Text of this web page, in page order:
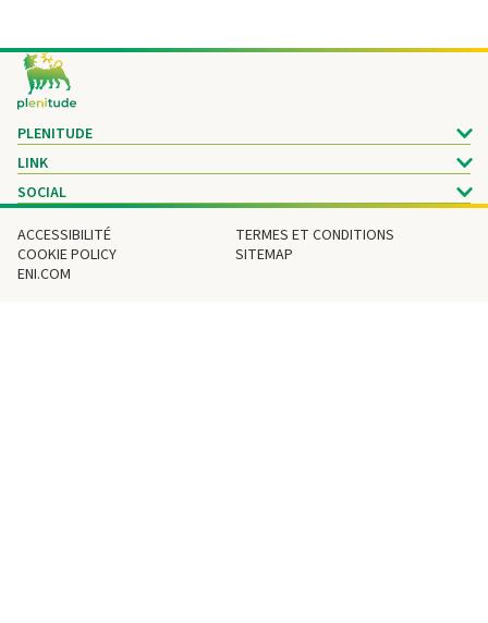
Footer
PLENITUDE
LINK
SOCIAL
ACCESSIBILITÉ
TERMES ET CONDITIONS
COOKIE POLICY
SITEMAP
ENI.COM